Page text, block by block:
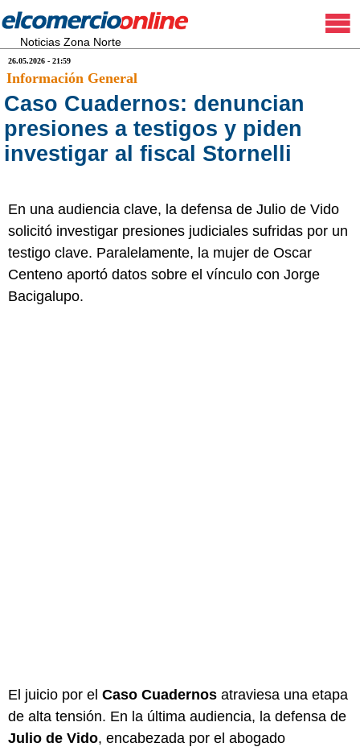
Noticias Zona Norte
26.05.2026 - 21:59
Información General
Caso Cuadernos: denuncian
presiones a testigos y piden
investigar al fiscal Stornelli
En una audiencia clave, la defensa de Julio de Vido
solicitó investigar presiones judiciales sufridas por un
testigo clave. Paralelamente, la mujer de Oscar
Centeno aportó datos sobre el vínculo con Jorge
Bacigalupo.
El juicio por el Caso Cuadernos atraviesa una etapa
de alta tensión. En la última audiencia, la defensa de
Julio de Vido, encabezada por el abogado